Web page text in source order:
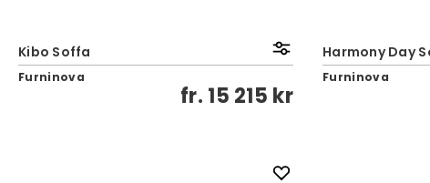
Kibo Soffa
Furninova
fr. 15 215 kr
Harmony Day
Furninova